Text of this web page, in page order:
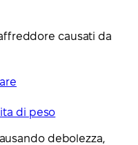
causati da
di peso
debolezza,